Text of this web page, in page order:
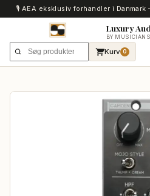
🎙️ AEA eksklusiv forhandler i Danmark
Luxury
BY
Kurv 0